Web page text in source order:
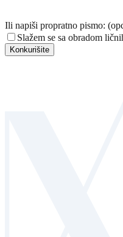
Ili napiši propratno pismo:
Slažem se sa obradom
Konkurišite